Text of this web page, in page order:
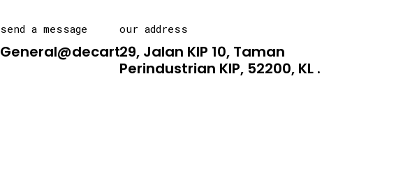
send a message
General@decarton.asia
our address
29, Jalan KIP 10, Taman
Perindustrian KIP, 52200, KL .